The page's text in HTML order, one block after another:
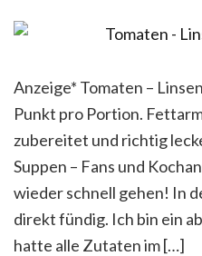
Anzeige* Tomaten –
Punkt pro Portion.
zubereitet und richtig
Suppen – Fans und
wieder schnell gehen! In
direkt fündig. Ich bin ein
hatte alle Zutaten im […]